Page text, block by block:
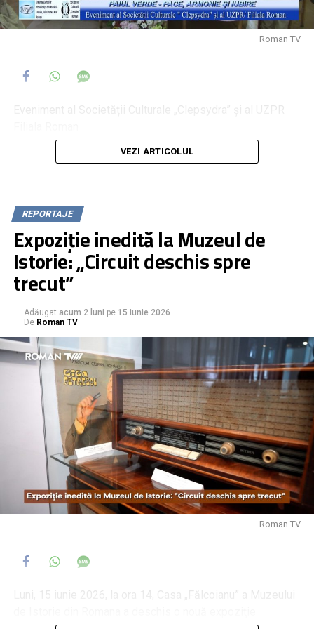
Roman TV
VEZI ARTICOLUL
REPORTAJE
Expoziție inedită la Muzeul de
Istorie: „Circuit deschis spre
trecut”
Adăugat acum 2 luni pe 15 iunie 2026
De Roman TV
Roman TV